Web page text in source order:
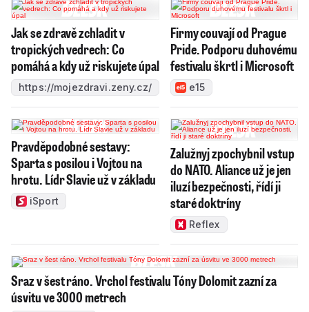
Jak se zdravě zchladit v
tropických vedrech: Co
pomáhá a kdy už riskujete úpal
https://mojezdravi.zeny.cz/
Firmy couvají od Prague
Pride. Podporu duhovému
festivalu škrtl i Microsoft
e15
Pravděpodobné sestavy:
Sparta s posilou i Vojtou na
hrotu. Lídr Slavie už v základu
iSport
Zalužnyj zpochybnil vstup
do NATO. Aliance už je jen
iluzí bezpečnosti, řídí ji
staré doktríny
Reflex
Sraz v šest ráno. Vrchol festivalu Tóny Dolomit zazní za
úsvitu ve 3000 metrech